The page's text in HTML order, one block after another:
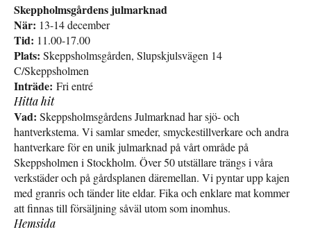
Skeppholmsgårdens julmarknad
När: 13-14 december
Tid: 11.00-17.00
Plats: Skeppsholmsgården, Slupskjulsvägen 14
C/Skeppsholmen
Inträde: Fri entré
Hitta hit
Vad: Skeppsholmsgårdens Julmarknad har sjö- och
hantverkstema. Vi samlar smeder, smyckestillverkare och andra
hantverkare för en unik julmarknad på vårt område på
Skeppsholmen i Stockholm. Över 50 utställare trängs i våra
verkstäder och på gårdsplanen däremellan. Vi pyntar upp kajen
med granris och tänder lite eldar. Fika och enklare mat kommer
att finnas till försäljning såväl utom som inomhus.
Hemsida